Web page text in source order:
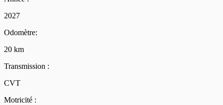
2027
Odomètre:
20 km
Transmission :
CVT
Motricité :